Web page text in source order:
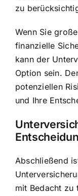
zu
Wenn Sie
finanzielle
kann der
Option sein.
potenziellen
und Ihre
Abschließend
mit Bedacht zu